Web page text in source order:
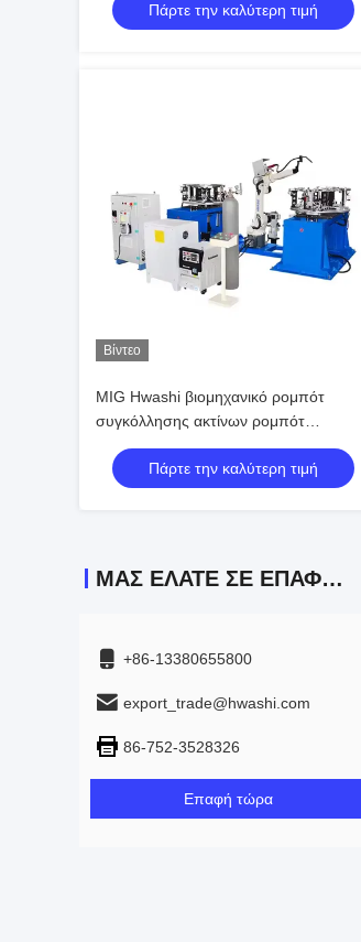
συγκόλλησης, αυτόματο ρομπότ
συγκόλλησης TIG
Πάρτε την καλύτερη τιμή
Βίντεο
MIG Hwashi βιομηχανικό ρομπότ
συγκόλλησης ακτίνων ρομπότ
συγκόλλησης για το πλαίσιο ραφιών
αποθήκευσηςΠάρτε την καλύτερη τιμή
ΜΑΣ ΕΛΆΤΕ ΣΕ ΕΠΑΦΉ ΜΕ
+86-13380655800
export_trade@hwashi.com
86-752-3528326
Επαφή τώρα